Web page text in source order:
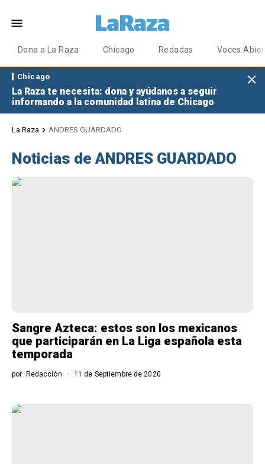
Dona a La Raza Chicago Redadas Voces
Chicago
La Raza te necesita: dona y ayúdanos a seguir
informando a la comunidad latina de Chicago
La Raza ANDRES GUARDADO
Noticias de ANDRES GUARDADO
Sangre Azteca: estos son los mexicanos
que participarán en La Liga española esta
temporada
por Redacción 11 de Septiembre de 2020